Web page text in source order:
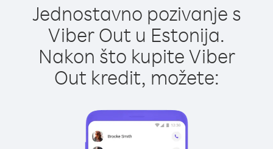
Jednostavno pozivanje s
Viber Out u Estonija.
Nakon što kupite Viber
Out kredit, možete: